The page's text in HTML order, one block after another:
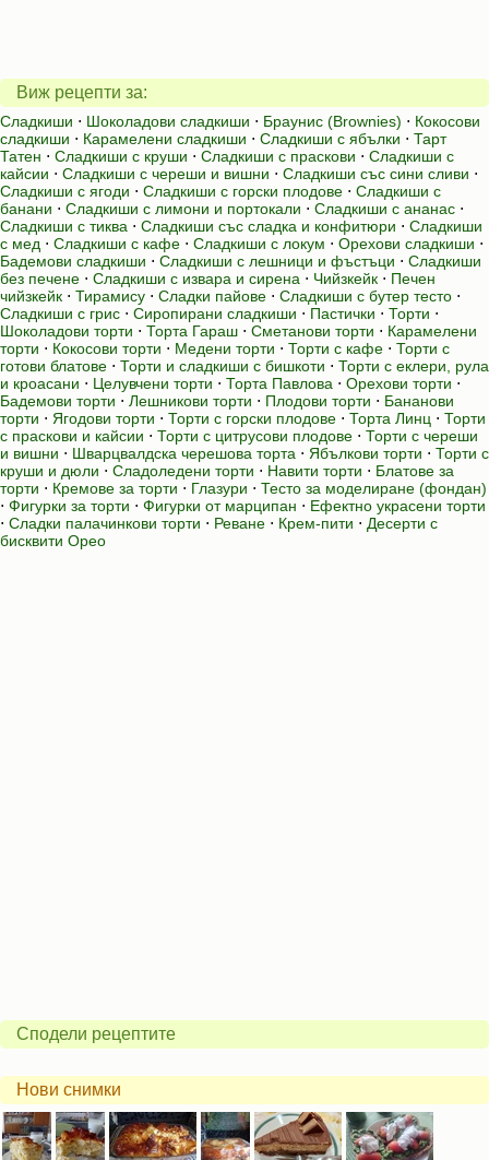
Виж рецепти за:
Сладкиши ⋅ Шоколадови сладкиши ⋅ Браунис (Brownies) ⋅ Кокосови
сладкиши ⋅ Карамелени сладкиши ⋅ Сладкиши с ябълки ⋅ Тарт
Татен ⋅ Сладкиши с круши ⋅ Сладкиши с праскови ⋅ Сладкиши с
кайсии ⋅ Сладкиши с череши и вишни ⋅ Сладкиши със сини сливи ⋅
Сладкиши с ягоди ⋅ Сладкиши с горски плодове ⋅ Сладкиши с
банани ⋅ Сладкиши с лимони и портокали ⋅ Сладкиши с ананас ⋅
Сладкиши с тиква ⋅ Сладкиши със сладка и конфитюри ⋅ Сладкиши
с мед ⋅ Сладкиши с кафе ⋅ Сладкиши с локум ⋅ Орехови сладкиши ⋅
Бадемови сладкиши ⋅ Сладкиши с лешници и фъстъци ⋅ Сладкиши
без печене ⋅ Сладкиши с извара и сирена ⋅ Чийзкейк ⋅ Печен
чийзкейк ⋅ Тирамису ⋅ Сладки пайове ⋅ Сладкиши с бутер тесто ⋅
Сладкиши с грис ⋅ Сиропирани сладкиши ⋅ Пастички ⋅ Торти ⋅
Шоколадови торти ⋅ Торта Гараш ⋅ Сметанови торти ⋅ Карамелени
торти ⋅ Кокосови торти ⋅ Медени торти ⋅ Торти с кафе ⋅ Торти с
готови блатове ⋅ Торти и сладкиши с бишкоти ⋅ Торти с еклери, рула
и кроасани ⋅ Целувчени торти ⋅ Торта Павлова ⋅ Орехови торти ⋅
Бадемови торти ⋅ Лешникови торти ⋅ Плодови торти ⋅ Бананови
торти ⋅ Ягодови торти ⋅ Торти с горски плодове ⋅ Торта Линц ⋅ Торти
с праскови и кайсии ⋅ Торти с цитрусови плодове ⋅ Торти с череши
и вишни ⋅ Шварцвалдска черешова торта ⋅ Ябълкови торти ⋅ Торти с
круши и дюли ⋅ Сладоледени торти ⋅ Навити торти ⋅ Блатове за
торти ⋅ Кремове за торти ⋅ Глазури ⋅ Тесто за моделиране (фондан)
⋅ Фигурки за торти ⋅ Фигурки от марципан ⋅ Ефектно украсени торти
⋅ Сладки палачинкови торти ⋅ Реване ⋅ Крем-пити ⋅ Десерти с
бисквити Орео
Сподели рецептите
Нови снимки